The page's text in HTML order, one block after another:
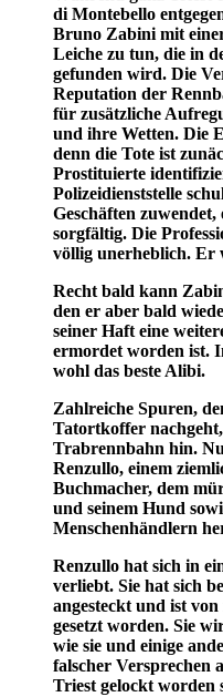
di Montebello
Bruno Zabini mit
Leiche zu tun, die in
gefunden wird. Die
Reputation der
für zusätzliche
und ihre Wetten. Die
denn die Tote ist
Prostituierte
Polizeidienststelle
Geschäften
sorgfältig. Die
völlig unerheblich. Er
Recht bald kann
den er aber bald
seiner Haft eine
ermordet worden ist.
wohl das beste Alibi.
Zahlreiche Spuren,
Tatortkoffer
Trabrennbahn hin.
Renzullo, einem
Buchmacher, dem
und seinem Hund
Menschenhändlern
Renzullo hat sich in
verliebt. Sie hat sich
angesteckt und ist
gesetzt worden. Sie
wie sie und einige
falscher Versprechen
Triest gelockt worden